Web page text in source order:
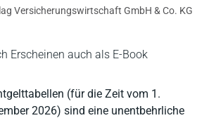
Erscheinen auch als E-Book
(für die Zeit vom 1.
2026) sind eine unentbehrliche
Versicherungswirtschaft GmbH & Co. KG